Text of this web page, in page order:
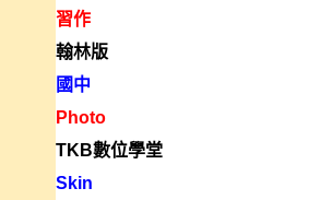
習作
翰林版
國中
Photo
TKB數位學堂
Skin